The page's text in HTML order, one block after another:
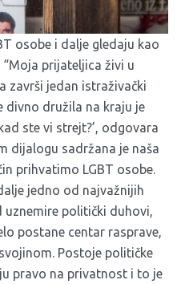
osobe i dalje gledaju kao
“Moja prijateljica živi u
završi jedan istraživački
divno družila na kraju je
ste vi strejt?’, odgovara
dijalogu sadržana je naša
prihvatimo LGBT osobe.
jedno od najvažnijih
politički duhovi,
postane centar rasprave,
Postoje političke
pravo na privatnost i to je